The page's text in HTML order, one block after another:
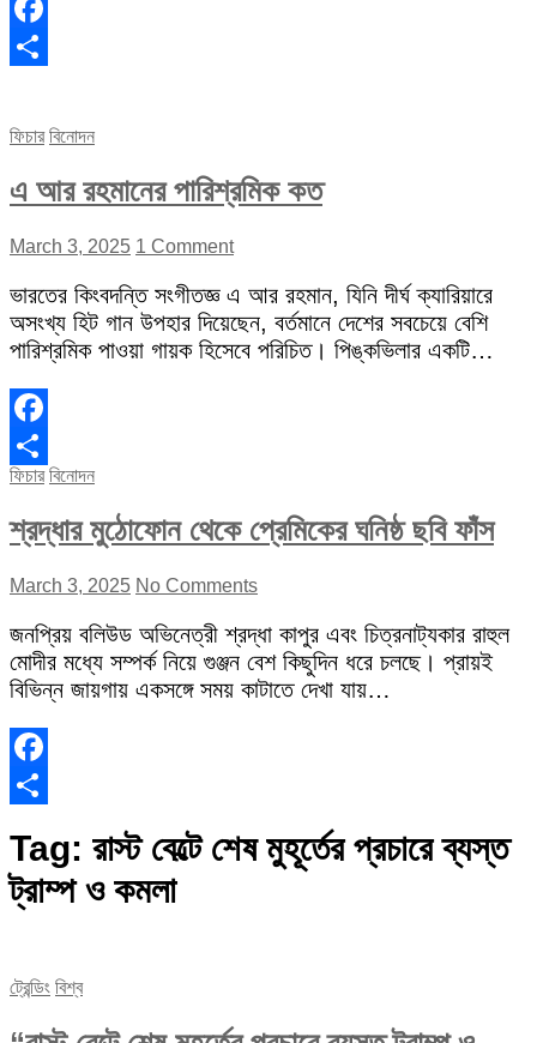
Facebook
ফিচার বিনোদন
এ আর রহমানের পারিশ্রমিক কত
March 3, 2025 1 Comment
ভারতের কিংবদন্তি সংগীতজ্ঞ এ আর রহমান, যিনি দীর্ঘ ক্যারিয়ারে
অসংখ্য হিট গান উপহার দিয়েছেন, বর্তমানে দেশের সবচেয়ে বেশি
পারিশ্রমিক পাওয়া গায়ক হিসেবে পরিচিত। পিঙ্কভিলার একটি…
Facebook
Share
ফিচার বিনোদন
শ্রদ্ধার মুঠোফোন থেকে প্রেমিকের ঘনিষ্ঠ ছবি ফাঁস
March 3, 2025 No Comments
জনপ্রিয় বলিউড অভিনেত্রী শ্রদ্ধা কাপুর এবং চিত্রনাট্যকার রাহুল
মোদীর মধ্যে সম্পর্ক নিয়ে গুঞ্জন বেশ কিছুদিন ধরে চলছে। প্রায়ই
বিভিন্ন জায়গায় একসঙ্গে সময় কাটাতে দেখা যায়…
Facebook
Tag: রাস্ট বেল্টে শেষ মুহূর্তের প্রচারে ব্যস্ত
ট্রাম্প ও কমলা
ট্রেন্ডিং বিশ্ব